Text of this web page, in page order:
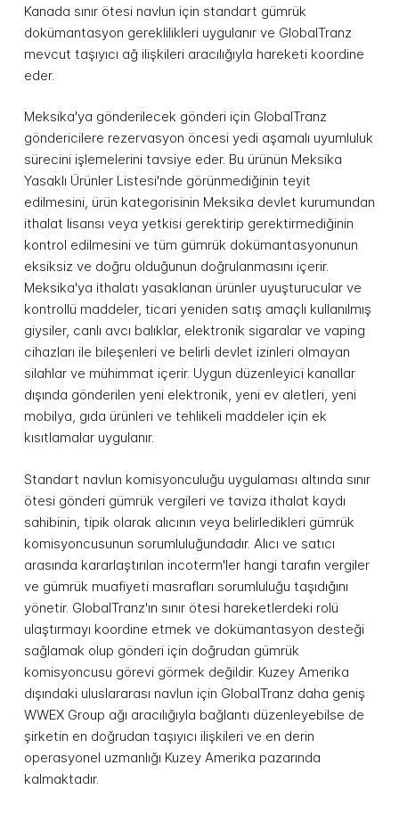
Kanada sınır ötesi navlun için standart gümrük
dokümantasyon gereklilikleri uygulanır ve GlobalTranz
mevcut taşıyıcı ağ ilişkileri aracılığıyla hareketi koordine
eder.
Meksika'ya gönderilecek gönderi için GlobalTranz
göndericilere rezervasyon öncesi yedi aşamalı uyumluluk
sürecini işlemelerini tavsiye eder. Bu ürünün Meksika
Yasaklı Ürünler Listesi'nde görünmediğinin teyit
edilmesini, ürün kategorisinin Meksika devlet kurumundan
ithalat lisansı veya yetkisi gerektirip gerektirmediğinin
kontrol edilmesini ve tüm gümrük dokümantasyonunun
eksiksiz ve doğru olduğunun doğrulanmasını içerir.
Meksika'ya ithalatı yasaklanan ürünler uyuşturucular ve
kontrollü maddeler, ticari yeniden satış amaçlı kullanılmış
giysiler, canlı avcı balıklar, elektronik sigaralar ve vaping
cihazları ile bileşenleri ve belirli devlet izinleri olmayan
silahlar ve mühimmat içerir. Uygun düzenleyici kanallar
dışında gönderilen yeni elektronik, yeni ev aletleri, yeni
mobilya, gıda ürünleri ve tehlikeli maddeler için ek
kısıtlamalar uygulanır.
Standart navlun komisyonculuğu uygulaması altında sınır
ötesi gönderi gümrük vergileri ve taviza ithalat kaydı
sahibinin, tipik olarak alıcının veya belirledikleri gümrük
komisyoncusunun sorumluluğundadır. Alıcı ve satıcı
arasında kararlaştırılan incoterm'ler hangi tarafın vergiler
ve gümrük muafiyeti masrafları sorumluluğu taşıdığını
yönetir. GlobalTranz'ın sınır ötesi hareketlerdeki rolü
ulaştırmayı koordine etmek ve dokümantasyon desteği
sağlamak olup gönderi için doğrudan gümrük
komisyoncusu görevi görmek değildir. Kuzey Amerika
dışındaki uluslararası navlun için GlobalTranz daha geniş
WWEX Group ağı aracılığıyla bağlantı düzenleyebilse de
şirketin en doğrudan taşıyıcı ilişkileri ve en derin
operasyonel uzmanlığı Kuzey Amerika pazarında
kalmaktadır.